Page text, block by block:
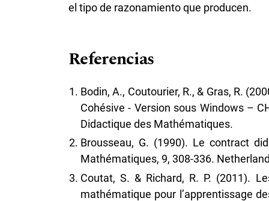
el tipo de razonamiento que producen.
Referencias
Bodin, A., Coutourier, R., & Gras, R.
Cohésive - Version sous Windows –
Didactique des Mathématiques.
Brousseau, G. (1990). Le contract
Mathématiques, 9, 308-336.
Coutat, S. & Richard, R. P. (2011).
mathématique pour l’apprentissage